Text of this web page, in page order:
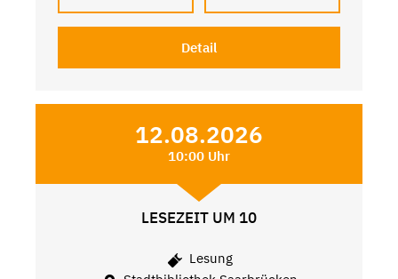
Detail
12.08.2026
10:00 Uhr
LESEZEIT UM 10
Lesung